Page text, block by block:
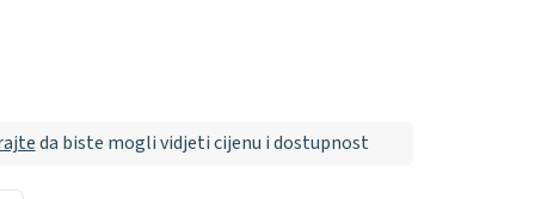
da biste mogli vidjeti cijenu i dostupnost